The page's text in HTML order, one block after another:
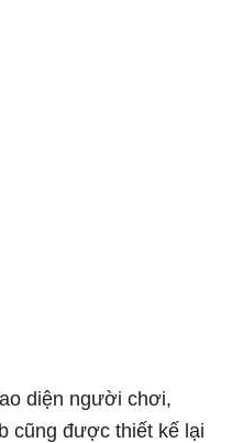
diện người chơi,
cũng được thiết kế lại